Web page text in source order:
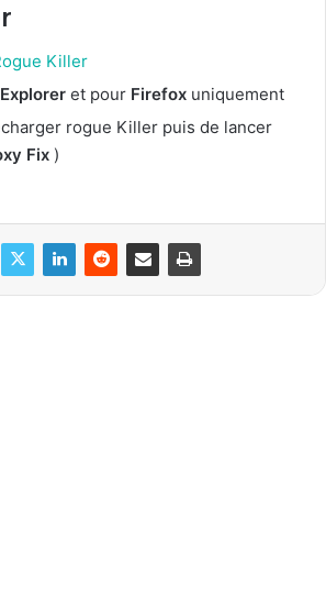
Killer
et pour Firefox uniquement
rogue Killer puis de lancer
Fix )